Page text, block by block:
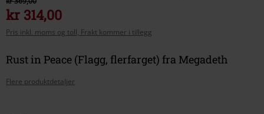
kr 314,00
Pris inkl. moms og toll, Frakt kommer i tillegg
Rust in Peace (Flagg, flerfarget) fra Megadeth
Flere produktdetaljer